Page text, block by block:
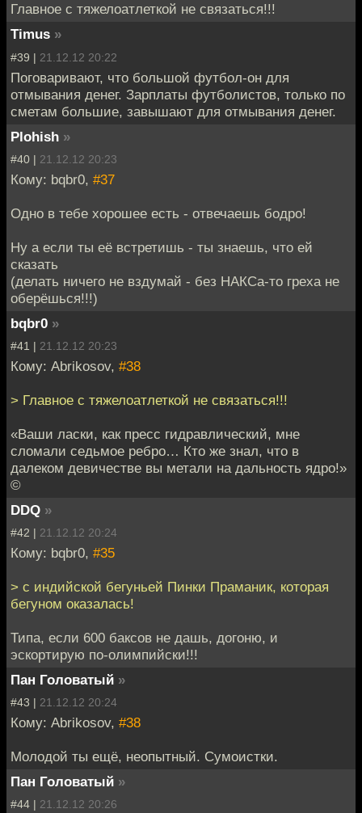
Главное с тяжелоатлеткой не связаться!!!
Timus »
#39 | 21.12.12 20:22
Поговаривают, что большой футбол-он для
отмывания денег. Зарплаты футболистов, только по
сметам большие, завышают для отмывания денег.
Plohish »
#40 | 21.12.12 20:23
Кому: bqbr0, #37
Одно в тебе хорошее есть - отвечаешь бодро!
Ну а если ты её встретишь - ты знаешь, что ей
сказать
(делать ничего не вздумай - без НАКСа-то греха не
оберёшься!!!)
bqbr0 »
#41 | 21.12.12 20:23
Кому: Abrikosov, #38
> Главное с тяжелоатлеткой не связаться!!!
«Ваши ласки, как пресс гидравлический, мне
сломали седьмое ребро… Кто же знал, что в
далеком девичестве вы метали на дальность ядро!»
©
DDQ »
#42 | 21.12.12 20:24
Кому: bqbr0, #35
> с индийской бегуньей Пинки Праманик, которая
бегуном оказалась!
Типа, если 600 баксов не дашь, догоню, и
эскортирую по-олимпийски!!!
Пан Головатый »
#43 | 21.12.12 20:24
Кому: Abrikosov, #38
Молодой ты ещё, неопытный. Сумоистки.
Пан Головатый »
#44 | 21.12.12 20:26